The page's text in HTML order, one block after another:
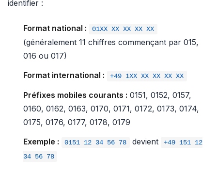
identifier :
Format national : 01XX XX XX XX XX
(généralement 11 chiffres commençant par 015,
016 ou 017)
Format international :
+49 1XX XX XX XX XX
Préfixes mobiles courants : 0151, 0152, 0157,
0160, 0162, 0163, 0170, 0171, 0172, 0173, 0174,
0175, 0176, 0177, 0178, 0179
Exemple :
0151 12 34 56 78 devient
+49 151 12
34 56 78